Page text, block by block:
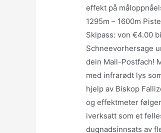
effekt på
1295m – 1600m
Skipass: von €4.00
Schneevorhersage
dein Mail-Postfach!
med infrarødt lys
hjelp av Biskop
og effektmeter
iverksatt som et
dugnadsinnsats av